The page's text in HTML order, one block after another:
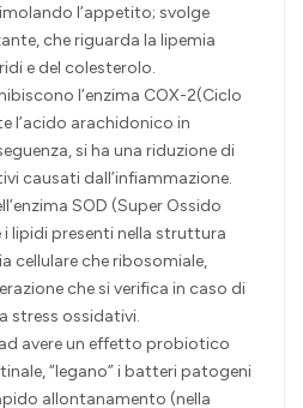
l’appetito; svolge
che riguarda la lipemia
e del colesterolo.
l’enzima COX-2(Ciclo
l’acido arachidonico in
si ha una riduzione di
causati dall’infiammazione.
SOD (Super Ossido
lipidi presenti nella struttura
cellulare che ribosomiale,
che si verifica in caso di
stress ossidativi.
avere un effetto probiotico
“legano” i batteri patogeni
allontanamento (nella